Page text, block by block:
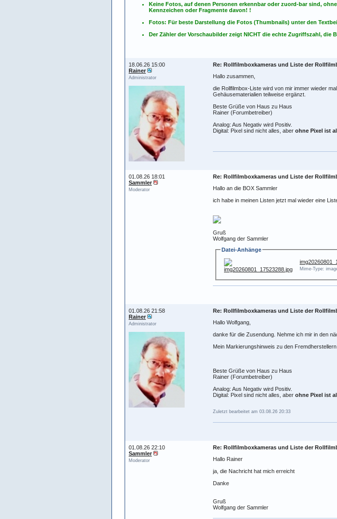
Keine Fotos, auf denen Personen erkennbar oder zuord-bar sind,
Kennzeichen oder Fragmente davon! !
Fotos: Für beste Darstellung die Fotos (Thumbnails) unter den
Der Zähler der Vorschaubilder zeigt NICHT die echte Zugriffszahl, die
18.06.26 15:00
Rainer
Administrator
Re: Rollfilmboxkameras und Liste der
Hallo zusammen,
die Rollfilmbox-Liste wird von mir immer wieder
Gehäusematerialien teilweise ergänzt.
Beste Grüße von Haus zu Haus
Rainer (Forumbetreiber)
Analog: Aus Negativ wird Positiv.
Digital: Pixel sind nicht alles, aber ohne Pixel ist
01.08.26 18:01
Sammler
Moderator
Re: Rollfilmboxkameras und Liste der
Hallo an die BOX Sammler
ich habe in meinen Listen jetzt mal wieder eine
Gruß
Wolfgang der Sammler
Datei-Anhänge
Mime-Type:
01.08.26 21:58
Rainer
Administrator
Re: Rollfilmboxkameras und Liste der
Hallo Wolfgang,
danke für die Zusendung. Nehme ich mir in den
Mein Markierungshinweis zu den
Beste Grüße von Haus zu Haus
Rainer (Forumbetreiber)
Analog: Aus Negativ wird Positiv.
Digital: Pixel sind nicht alles, aber ohne Pixel ist
Zuletzt bearbeitet am 03.08.26 20:33
01.08.26 22:10
Sammler
Moderator
Re: Rollfilmboxkameras und Liste der
Hallo Rainer
ja, die Nachricht hat mich erreicht
Danke
Gruß
Wolfgang der Sammler